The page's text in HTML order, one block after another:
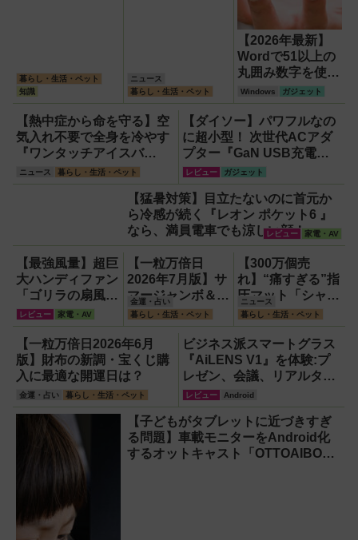
暮らし・生活・ペット
知識
ニュース
暮らし・生活・ペット
【2026年最新】
Wordで51以上の
丸囲み数字を使い
たいなら「囲い文
字」で作る
【Windows】
Windows ガジェット
【熱中症から命を守る】空
気入れ不要で全身を冷やす
『ワンタッチアイスバ
ス』。子どもたちのスポー
ツ現場に1台置くべき理由
ニュース 暮らし・生活・ペット
【ダイソー】パワフルなの
に超小型！ 次世代ACアダ
プター『GaN USB充電
器』がすごすぎる！
レビュー ガジェット
【猛暑対策】目立たないのに首元か
ら冷感が続く『レオン ポケット6 』
なら、満員電車でも涼しい顔！
レビュー 家電・AV
【最強風量】超巨
大ハンディファン
「ゴリラの扇風
機」レビュー！直
径16.5cmの巨大
ファンで想像以上
の涼しさを体感
レビュー 家電・AV
【一粒万倍日
2026年7月版】サ
マージャンボ＆財
布の新調に最適な
開運日は？
金運・占い
暮らし・生活・ペット
【300万個売
れ】“痛すぎる”指
圧マット「シャク
ティマット」の新
色を渋谷で体験で
きるイベント開
催！
ニュース
暮らし・生活・ペット
【一粒万倍日2026年6月
版】財布の新調・宝くじ購
入に最適な開運日は？
金運・占い 暮らし・生活・ペット
ビジネス派スマートグラス
『AiLENS V1』を体験:プ
レゼン、会議、リアルタイ
ム翻訳に使えて8万円台！
レビュー Android
【子どもがタブレットに近づきすぎ
る問題】車載モニターをAndroid化
するオットキャスト「OTTOAIBOX